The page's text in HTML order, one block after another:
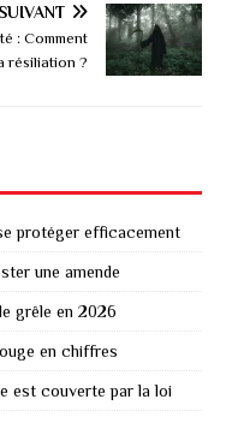
SUIVANT
: Comment
résiliation ?
protéger efficacement
une amende
grêle en 2026
en chiffres
est couverte par la loi